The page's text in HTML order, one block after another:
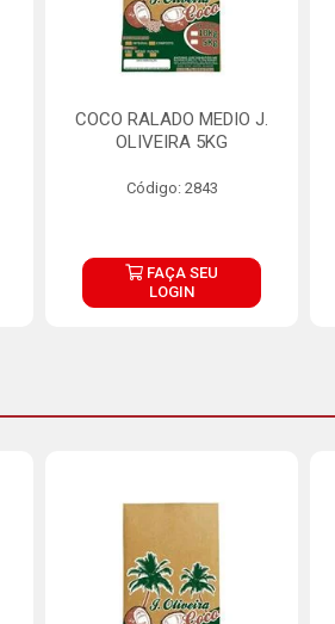
COCO RALADO MEDIO J.
OLIVEIRA 5KG
Código: 2843
FAÇA SEU
LOGIN